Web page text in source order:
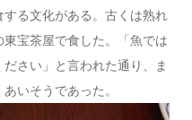
る文化がある。古くは熟れ
宝茶屋で食した。「魚では
さい」と言われた通り、ま
いそうであった。